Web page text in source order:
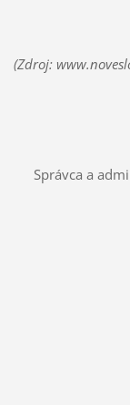
(Zdroj:
Správca a